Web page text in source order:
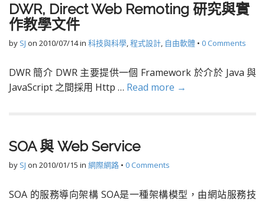
DWR, Direct Web Remoting 研究與實
作教學文件
by SJ on 2010/07/14in 科技與科學,程式設計, 自由軟體 • 0 Comments
DWR 簡介 DWR 主要提供一個 Framework 於介於 Java 與
JavaScript 之間採用 Http … Read more →
SOA 與 Web Service
by SJ on 2010/01/15 in 網際網路 • 0 Comments
SOA 的服務導向架構 SOA是一種架構模型，由網站服務技